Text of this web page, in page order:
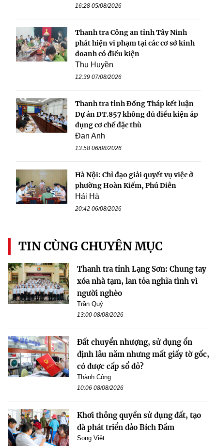
16:28 05/08/2026
Thanh tra Công an tỉnh Tây Ninh
phát hiện vi phạm tại các cơ sở kinh
doanh có điều kiện
Thu Huyền
12:39 07/08/2026
Thanh tra tỉnh Đồng Tháp kết luận
Dự án ĐT.857 không đủ điều kiện áp
dụng cơ chế đặc thù
Đan Anh
13:58 06/08/2026
Hà Nội: Chỉ đạo giải quyết vụ việc ở
phường Hoàn Kiếm, Phú Diễn
Hải Hà
20:42 06/08/2026
TIN CÙNG CHUYÊN MỤC
Thanh tra tỉnh Lạng Sơn: Chung tay
xóa nhà tạm, lan tỏa nghĩa tình vì
người nghèo
Trần Quý
13:00 08/08/2026
Đất chuyển nhượng, sử dụng ổn
định lâu năm nhưng mất giấy tờ gốc,
có được cấp sổ đỏ?
Thành Công
10:06 08/08/2026
Khơi thông quyền sử dụng đất, tạo
đà phát triển đảo Bích Đầm
Song Việt